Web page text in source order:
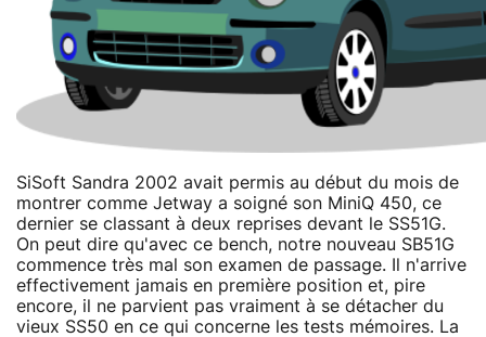
SiSoft Sandra 2002 avait permis au début du mois de
montrer comme Jetway a soigné son MiniQ 450, ce
dernier se classant à deux reprises devant le SS51G.
On peut dire qu'avec ce bench, notre nouveau SB51G
commence très mal son examen de passage. Il n'arrive
effectivement jamais en première position et, pire
encore, il ne parvient pas vraiment à se détacher du
vieux SS50 en ce qui concerne les tests mémoires. La